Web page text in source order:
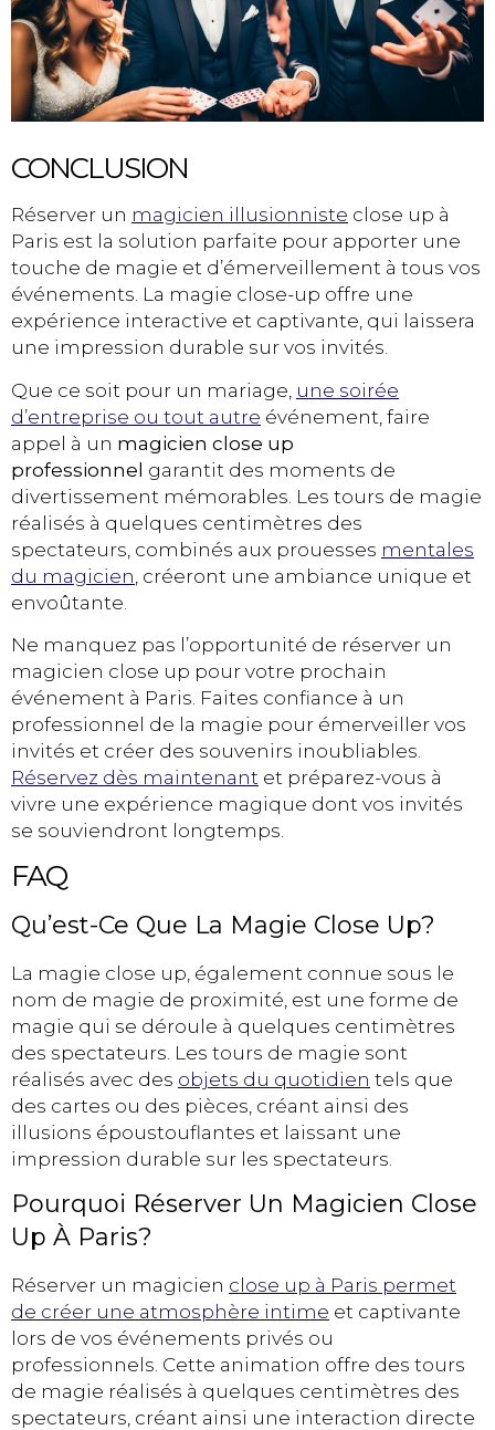
CONCLUSION
Réserver un magicien illusionniste close up à
Paris est la solution parfaite pour apporter une
touche de magie et d’émerveillement à tous vos
événements. La magie close-up offre une
expérience interactive et captivante, qui laissera
une impression durable sur vos invités.
Que ce soit pour un mariage, une soirée
d’entreprise ou tout autre événement, faire
appel à un magicien close up
professionnel garantit des moments de
divertissement mémorables. Les tours de magie
réalisés à quelques centimètres des
spectateurs, combinés aux prouesses mentales
du magicien , créeront une ambiance unique et
envoûtante.
Ne manquez pas l’opportunité de réserver un
magicien close up pour votre prochain
événement à Paris. Faites confiance à un
professionnel de la magie pour émerveiller vos
invités et créer des souvenirs inoubliables.
Réservez dès maintenant et préparez-vous à
vivre une expérience magique dont vos invités
se souviendront longtemps.
FAQ
Qu’est-Ce Que La Magie Close Up?
La magie close up, également connue sous le
nom de magie de proximité, est une forme de
magie qui se déroule à quelques centimètres
des spectateurs. Les tours de magie sont
réalisés avec des objets du quotidien tels que
des cartes ou des pièces, créant ainsi des
illusions époustouflantes et laissant une
impression durable sur les spectateurs.
Pourquoi Réserver Un Magicien Close
Up À Paris?
Réserver un magicien close up à Paris permet
de créer une atmosphère intime et captivante
lors de vos événements privés ou
professionnels. Cette animation offre des tours
de magie réalisés à quelques centimètres des
spectateurs, créant ainsi une interaction directe